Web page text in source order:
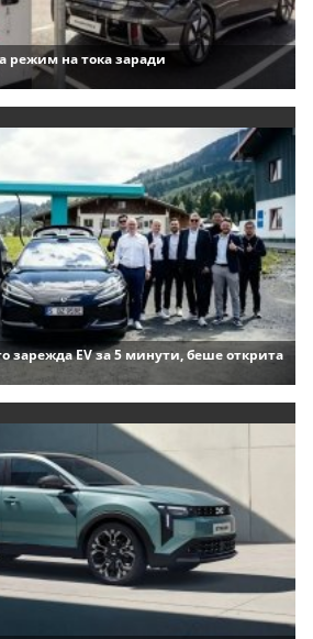
на тока заради
зарежда EV за 5 минути, беше открита